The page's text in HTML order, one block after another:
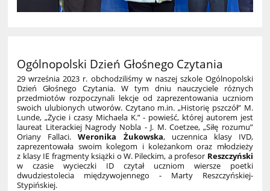
Ogólnopolski Dzień Głośnego Czytania
29 września 2023 r. obchodziliśmy w naszej szkole Ogólnopolski
Dzień Głośnego Czytania. W tym dniu nauczyciele różnych
przedmiotów rozpoczynali lekcje od zaprezentowania uczniom
swoich ulubionych utworów. Czytano m.in. „Historię pszczół” M.
Lunde, „Życie i czasy Michaela K.” - powieść, której autorem jest
laureat Literackiej Nagrody Nobla - J. M. Coetzee, „Siłę rozumu”
Oriany Fallaci.Weronika Żukowska, uczennica klasy IVD,
zaprezentowała swoim kolegom i koleżankom oraz młodzieży
z klasy IE fragmenty książki o W. Pileckim, a profesor Reszczyński
w czasie wycieczki ID czytał uczniom wiersze poetki
dwudziestolecia międzywojennego - Marty Reszczyńskiej-
Stypińskiej.